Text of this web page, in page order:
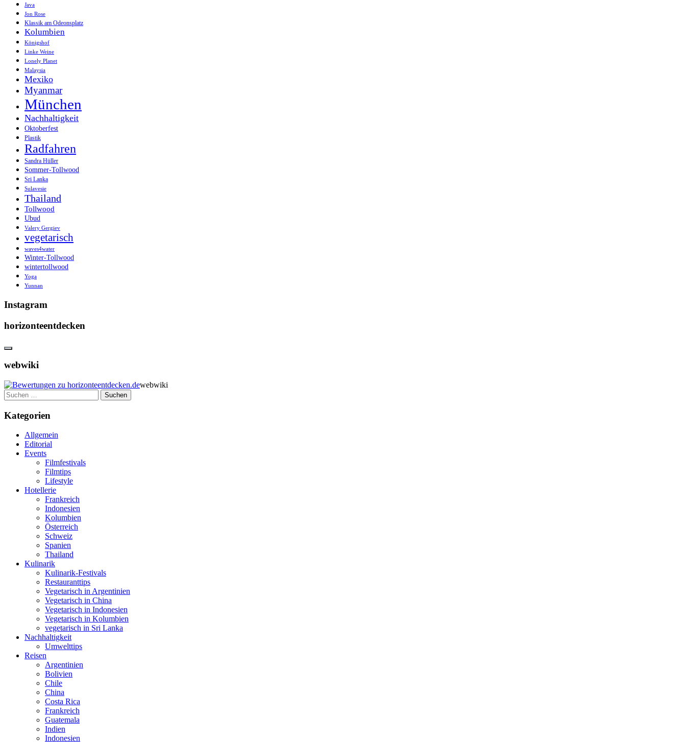
Java
Jon Rose
Klassik am Odeonsplatz
Kolumbien
Königshof
Linke Weine
Lonely Planet
Malaysia
Mexiko
Myanmar
München
Nachhaltigkeit
Oktoberfest
Plastik
Radfahren
Sandra Hüller
Sommer-Tollwood
Sri Lanka
Sulavesie
Thailand
Tollwood
Ubud
Valery Gergiev
vegetarisch
waves4water
Winter-Tollwood
wintertollwood
Yoga
Yunnan
Instagram
horizonteentdecken
webwiki
webwiki
Suchen
nach:
Kategorien
Allgemein
Editorial
Events
Filmfestivals
Filmtips
Lifestyle
Hotellerie
Frankreich
Indonesien
Kolumbien
Österreich
Schweiz
Spanien
Thailand
Kulinarik
Kulinarik-Festivals
Restauranttips
Vegetarisch in Argentinien
Vegetarisch in China
Vegetarisch in Indonesien
Vegetarisch in Kolumbien
vegetarisch in Sri Lanka
Nachhaltigkeit
Umwelttips
Reisen
Argentinien
Bolivien
Chile
China
Costa Rica
Frankreich
Guatemala
Indien
Indonesien